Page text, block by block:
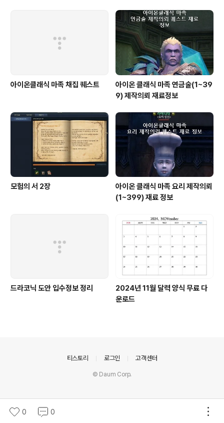
아이온클래식 마족 채집 퀘스트
아이온 클래식 마족 연금술(1~39
9) 제작의뢰 재료정보
모험의 서 2장
아이온 클래식 마족 요리 제작의뢰
(1~399) 재료 정보
드라코닉 도안 입수정보 정리
2024년 11월 달력 양식 무료 다
운로드
0 0
티스토리 로그인 고객센터
© Daum Corp.